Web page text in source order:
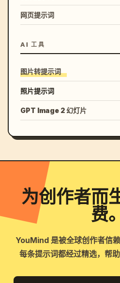
网页提示词
AI 工具
图片转提示词
照片提示词
GPT Image 2 幻灯片
为创作者而
费。
YouMind 是被全球创作者信
每条提示词都经过精选，帮